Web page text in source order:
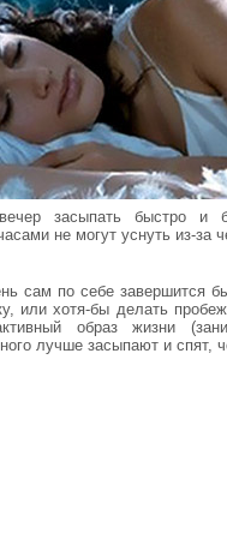
засыпать быстро и
не могут уснуть из-за
сам по себе завершится
или хотя-бы делать
образ жизни
лучше засыпают и